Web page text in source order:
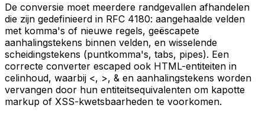
De conversie moet meerdere randgevallen afhandelen
die zijn gedefinieerd in RFC 4180: aangehaalde velden
met komma's of nieuwe regels, geëscapete
aanhalingstekens binnen velden, en wisselende
scheidingstekens (puntkomma's, tabs, pipes). Een
correcte converter escaped ook HTML-entiteiten in
celinhoud, waarbij <, >, & en aanhalingstekens worden
vervangen door hun entiteitsequivalenten om kapotte
markup of XSS-kwetsbaarheden te voorkomen.